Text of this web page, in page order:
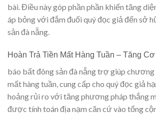
bài. Điều này góp phần phần khiến tăng
áp bỏng với đắm đuối quý đọc giả đến sở
sản đà nẵng.
Hoàn Trả Tiền Mất Hàng Tuần – Tăng
báo bất đông sản đà nẵng trợ giúp
mất hàng tuần, cung cấp cho quý đọc giả
hoảng rủi ro với tăng phương pháp thắng
được tính toán địa nạm căn cứ vào tổng